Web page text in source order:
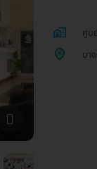
ศูน
บา